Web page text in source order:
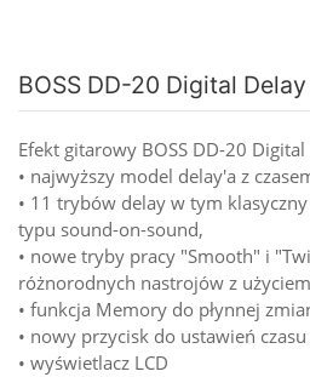
BOSS DD-20 Digital Delay
Efekt gitarowy BOSS DD-20
• najwyższy model delay'a z
• 11 trybów delay w tym
typu sound-on-sound,
• nowe tryby pracy "Smooth" i
różnorodnych nastrojów z
• funkcja Memory do płynnej
• nowy przycisk do ustawień
• wyświetlacz LCD